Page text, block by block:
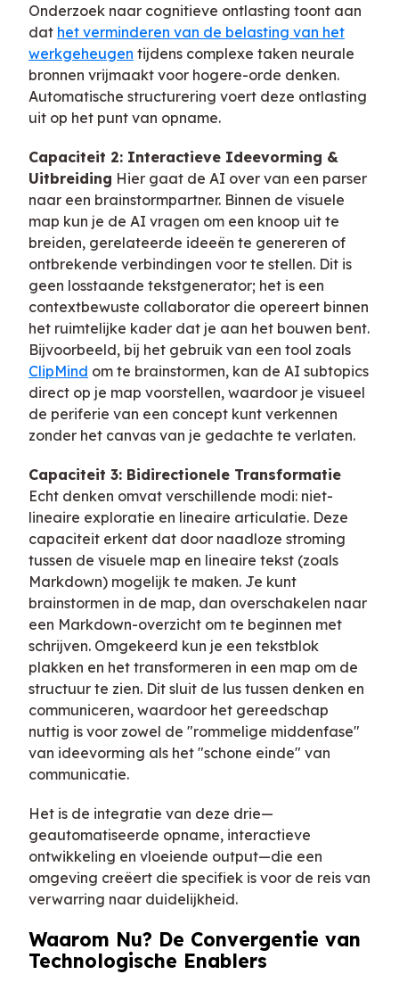
Onderzoek naar cognitieve ontlasting toont aan
dat het verminderen van de belasting van het
werkgeheugen tijdens complexe taken neurale
bronnen vrijmaakt voor hogere-orde denken.
Automatische structurering voert deze ontlasting
uit op het punt van opname.
Capaciteit 2: Interactieve Ideevorming &
Uitbreiding Hier gaat de AI over van een parser
naar een brainstormpartner. Binnen de visuele
map kun je de AI vragen om een knoop uit te
breiden, gerelateerde ideeën te genereren of
ontbrekende verbindingen voor te stellen. Dit is
geen losstaande tekstgenerator; het is een
contextbewuste collaborator die opereert binnen
het ruimtelijke kader dat je aan het bouwen bent.
Bijvoorbeeld, bij het gebruik van een tool zoals
ClipMind om te brainstormen, kan de AI subtopics
direct op je map voorstellen, waardoor je visueel
de periferie van een concept kunt verkennen
zonder het canvas van je gedachte te verlaten.
Capaciteit 3: Bidirectionele Transformatie
Echt denken omvat verschillende modi: niet-
lineaire exploratie en lineaire articulatie. Deze
capaciteit erkent dat door naadloze stroming
tussen de visuele map en lineaire tekst (zoals
Markdown) mogelijk te maken. Je kunt
brainstormen in de map, dan overschakelen naar
een Markdown-overzicht om te beginnen met
schrijven. Omgekeerd kun je een tekstblok
plakken en het transformeren in een map om de
structuur te zien. Dit sluit de lus tussen denken en
communiceren, waardoor het gereedschap
nuttig is voor zowel de "rommelige middenfase"
van ideevorming als het "schone einde" van
communicatie.
Het is de integratie van deze drie—
geautomatiseerde opname, interactieve
ontwikkeling en vloeiende output—die een
omgeving creëert die specifiek is voor de reis van
verwarring naar duidelijkheid.
Waarom Nu? De Convergentie van
Technologische Enablers